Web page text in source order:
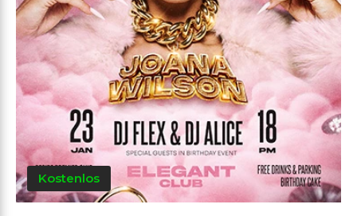
Kostenlos